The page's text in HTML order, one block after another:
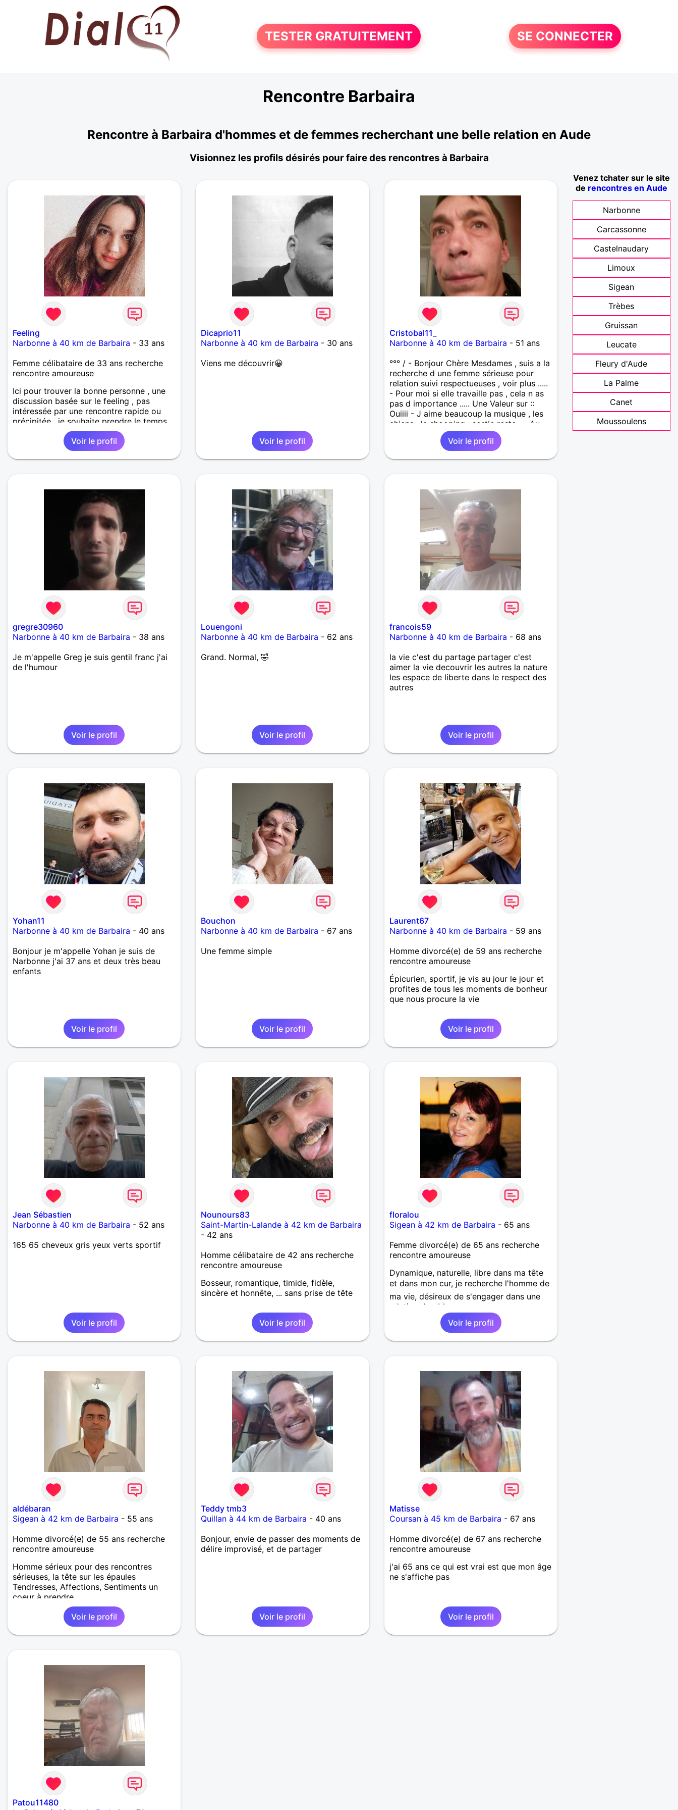
TESTER GRATUITEMENT SE CONNECTER
Rencontre Barbaira
Rencontre à Barbaira d'hommes et de femmes recherchant une belle relation en Aude
Visionnez les profils désirés pour faire des rencontres à Barbaira
Feeling
Narbonne à 40 km de Barbaira - 33 ans
Femme célibataire de 33 ans recherche
rencontre amoureuse
Ici pour trouver la bonne personne , une
discussion basée sur le feeling , pas
intéressée par une rencontre rapide ou
précipitée , je souhaite prendre le temps
qu'il faudra , l'alchimie c'est important
pour moi , les personnes recherchant des
plans c .... , des relations sans lendemain ,
ou les relations ou discussions basées sur
Voir le profil
Dicaprio11
Narbonne à 40 km de Barbaira - 30 ans
Viens me découvrir😀
Voir le profil
Cristobal11_
Narbonne à 40 km de Barbaira - 51 ans
°°° / - Bonjour Chère Mesdames , suis a la
recherche d une femme sérieuse pour
relation suivi respectueuses , voir plus .....
- Pour moi si elle travaille pas , cela n as
pas d importance ..... Une Valeur sur ::
Ouiiii - J aime beaucoup la musique , les
chiens , le shooping , sortie resto .... Au
plaisir de rencontrer cette Femme Sur !! °°
° / PS :: - La base d un couple es la
Communication , le Respect , la
Voir le profil
gregre30960
Narbonne à 40 km de Barbaira - 38 ans
Je m'appelle Greg je suis gentil franc j'ai
de l'humour
Voir le profil
Louengoni
Narbonne à 40 km de Barbaira - 62 ans
Grand. Normal, 🤣
Voir le profil
francois59
Narbonne à 40 km de Barbaira - 68 ans
la vie c'est du partage partager c'est
aimer la vie decouvrir les autres la nature
les espace de liberte dans le respect des
autres
Voir le profil
Yohan11
Narbonne à 40 km de Barbaira - 40 ans
Bonjour je m'appelle Yohan je suis de
Narbonne j'ai 37 ans et deux très beau
enfants
Voir le profil
Bouchon
Narbonne à 40 km de Barbaira - 67 ans
Une femme simple
Voir le profil
Laurent67
Narbonne à 40 km de Barbaira - 59 ans
Homme divorcé(e) de 59 ans recherche
rencontre amoureuse
Épicurien, sportif, je vis au jour le jour et
profites de tous les moments de bonheur
que nous procure la vie
Voir le profil
Jean Sébastien
Narbonne à 40 km de Barbaira - 52 ans
165 65 cheveux gris yeux verts sportif
Voir le profil
Nounours83
Saint-Martin-Lalande à 42 km de Barbaira
- 42 ans
Homme célibataire de 42 ans recherche
rencontre amoureuse
Bosseur, romantique, timide, fidèle,
sincère et honnête, ... sans prise de tête
Voir le profil
floralou
Sigean à 42 km de Barbaira - 65 ans
Femme divorcé(e) de 65 ans recherche
rencontre amoureuse
Dynamique, naturelle, libre dans ma tête
et dans mon cur, je recherche l'homme de
ma vie, désireux de s'engager dans une
relation durable.
Voir le profil
aldébaran
Sigean à 42 km de Barbaira - 55 ans
Homme divorcé(e) de 55 ans recherche
rencontre amoureuse
Homme sérieux pour des rencontres
sérieuses, la tête sur les épaules
Tendresses, Affections, Sentiments un
coeur à prendre
Voir le profil
Teddy tmb3
Quillan à 44 km de Barbaira - 40 ans
Bonjour, envie de passer des moments de
délire improvisé, et de partager
Voir le profil
Matisse
Coursan à 45 km de Barbaira - 67 ans
Homme divorcé(e) de 67 ans recherche
rencontre amoureuse
j'ai 65 ans ce qui est vrai est que mon âge
ne s'affiche pas
Voir le profil
Patou11480
Venez tchater sur le site
de rencontres en Aude
Narbonne
Carcassonne
Castelnaudary
Limoux
Sigean
Trèbes
Gruissan
Leucate
Fleury d'Aude
La Palme
Canet
Moussoulens